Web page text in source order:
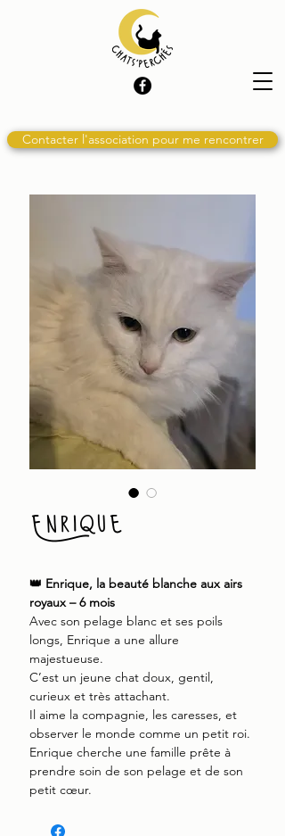
Contacter l'association pour me rencontrer
Enrique
👑 Enrique, la beauté blanche aux airs
royaux – 6 mois
Avec son pelage blanc et ses poils
longs, Enrique a une allure
majestueuse.
C’est un jeune chat doux, gentil,
curieux et très attachant.
Il aime la compagnie, les caresses, et
observer le monde comme un petit roi.
Enrique cherche une famille prête à
prendre soin de son pelage et de son
petit cœur.